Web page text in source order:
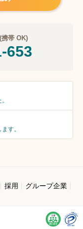
携帯 OK)
653
す。
採用
グループ企業